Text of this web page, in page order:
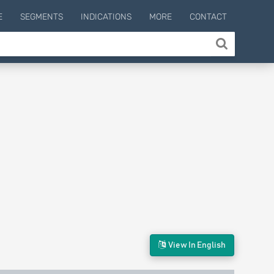
SEGMENTS INDICATIONS MORE CONTACT
View In English